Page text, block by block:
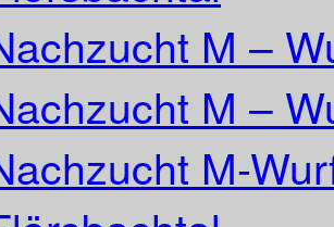
M –
M –
M-